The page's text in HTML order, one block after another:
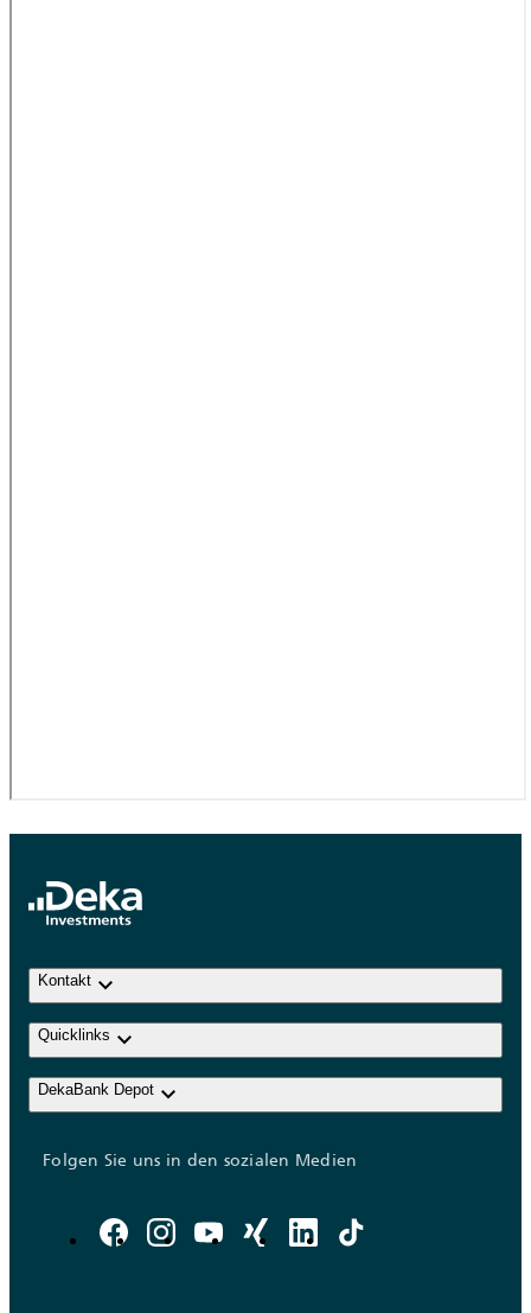
Kontakt keyboard_arrow_down
Quicklinks keyboard_arrow_down
DekaBank Depot keyboard_arrow_down
Folgen Sie uns in den sozialen Medien